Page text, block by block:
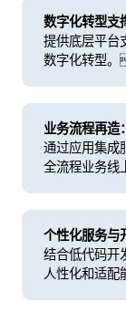
数字化转型
提供底层平
数字化转型
业务流程再
通过应用集
全流程业务
个性化服务
结合低代码
人性化和适